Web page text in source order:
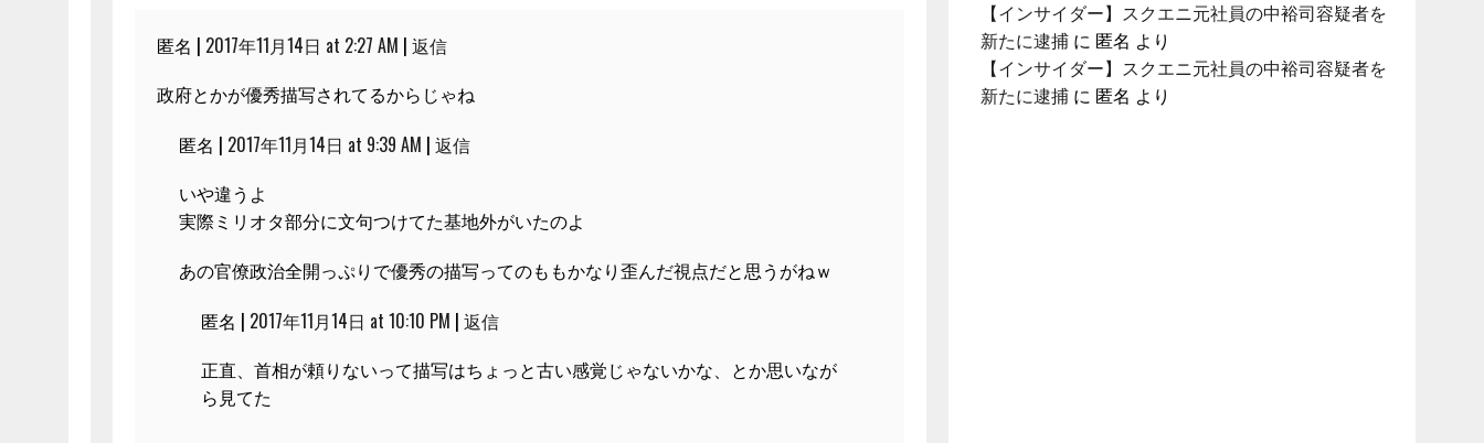
匿名 | 2017年11月14日 at 2:27 AM | 返信
政府とかが優秀描写されてるからじゃね
匿名 | 2017年11月14日 at 9:39 AM | 返信
いや違うよ
実際ミリオタ部分に文句つけてた基地外がいたのよ
あの官僚政治全開っぷりで優秀の描写ってのももかなり歪んだ視点だと思うがねｗ
匿名 | 2017年11月14日 at 10:10 PM | 返信
正直、首相が頼りないって描写はちょっと古い感覚じゃないかな、とか思いなが
ら見てた
【インサイダー】スクエニ元社員の中裕司容疑者を
新たに逮捕 に 匿名 より
【インサイダー】スクエニ元社員の中裕司容疑者を
新たに逮捕 に 匿名 より